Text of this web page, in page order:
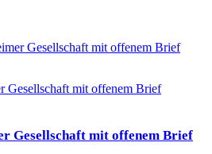
Gesellschaft mit offenem Brief
Gesellschaft mit offenem Brief